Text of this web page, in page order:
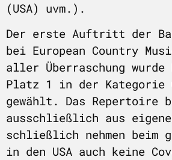
(USA) uvm.).
Der erste Auftritt der
bei European Country
aller Überraschung
Platz 1 in der Kategorie
gewählt. Das Repertoire
ausschließlich aus
schließlich nehmen beim
in den USA auch keine